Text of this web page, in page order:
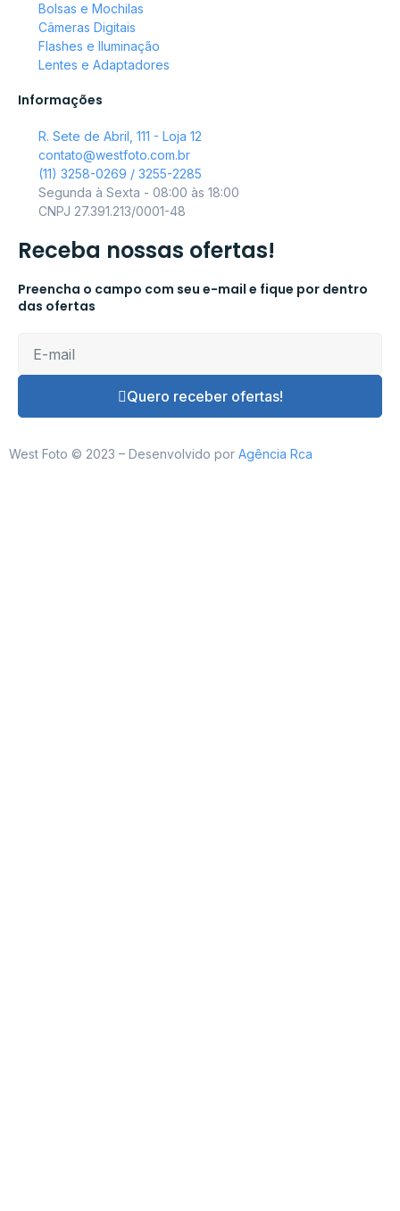
Bolsas e Mochilas
Câmeras Digitais
Flashes e Iluminação
Lentes e Adaptadores
Informações
R. Sete de Abril, 111 - Loja 12
contato@westfoto.com.br
(11) 3258-0269 / 3255-2285
Segunda à Sexta - 08:00 às 18:00
CNPJ 27.391.213/0001-48
Receba nossas ofertas!
Preencha o campo com seu e-mail e fique por dentro
das ofertas
Quero receber ofertas!
West Foto © 2023 – Desenvolvido por Agência Rca